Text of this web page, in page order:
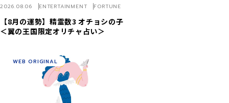
【8月の運勢】精霊数3 オチョシの子
＜翼の王国限定オリチャ占い＞
2026.08.06 ENTERTAINMENT FORTUNE
WEB ORIGINAL